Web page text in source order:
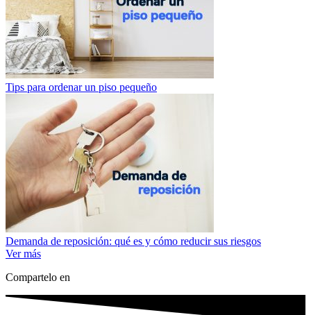
Tips para ordenar un piso pequeño
Demanda de reposición: qué es y cómo reducir sus riesgos
Ver más
Compartelo en